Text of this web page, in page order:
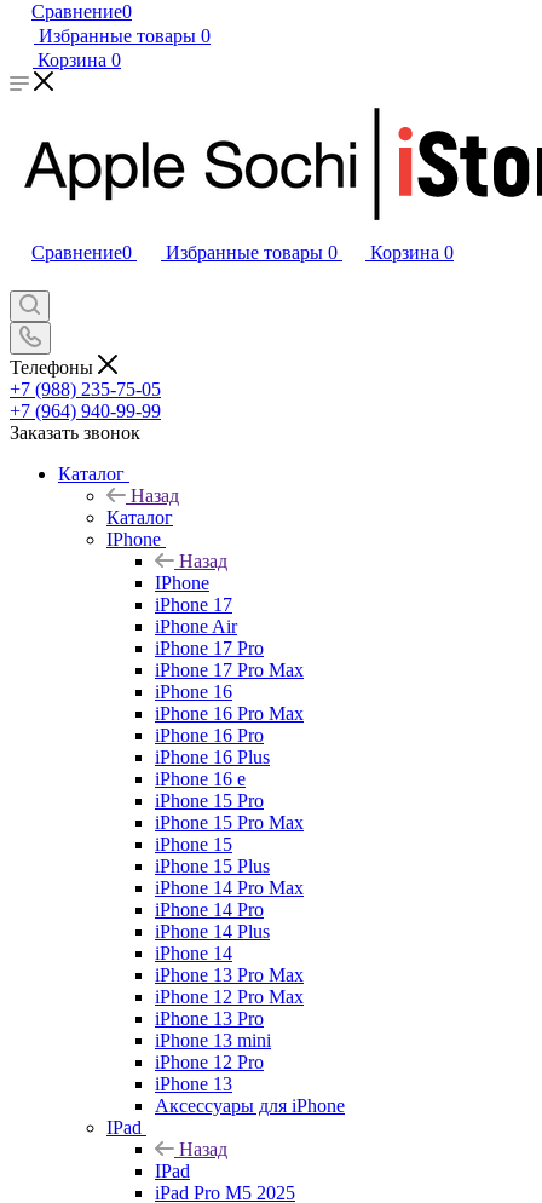
Сравнение0
Избранные товары 0
Корзина 0
Сравнение0 Избранные товары 0 Корзина 0
Телефоны
+7 (988) 235-75-05
+7 (964) 940-99-99
Заказать звонок
Каталог
Назад
Каталог
IPhone
Назад
IPhone
iPhone 17
iPhone Air
iPhone 17 Pro
iPhone 17 Pro Max
iPhone 16
iPhone 16 Pro Max
iPhone 16 Pro
iPhone 16 Plus
iPhone 16 e
iPhone 15 Pro
iPhone 15 Pro Max
iPhone 15
iPhone 15 Plus
iPhone 14 Pro Max
iPhone 14 Pro
iPhone 14 Plus
iPhone 14
iPhone 13 Pro Max
iPhone 12 Pro Max
iPhone 13 Pro
iPhone 13 mini
iPhone 12 Pro
iPhone 13
Аксессуары для iPhone
IPad
Назад
IPad
iPad Pro M5 2025